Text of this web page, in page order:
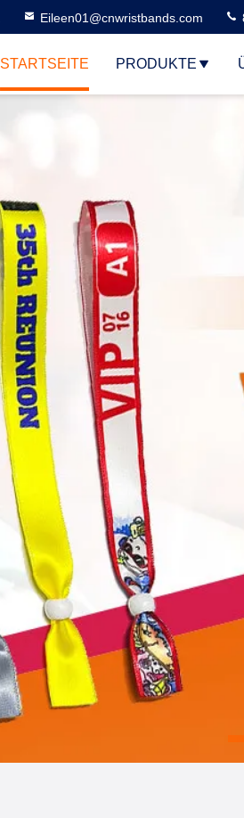
Eileen01@cnwristbands.com
STARTSEITE PRODUKTE